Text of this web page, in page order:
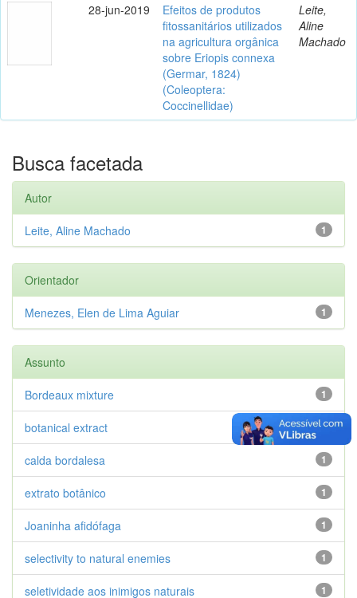
28-jun-2019
Efeitos de produtos
fitossanitários utilizados
na agricultura orgânica
sobre Eriopis connexa
(Germar, 1824)
(Coleoptera:
Coccinellidae)
Leite,
Aline
Machado
Busca facetada
Autor
1
Leite, Aline Machado
Orientador
1
Menezes, Elen de Lima Aguiar
Assunto
1
Bordeaux mixture
1
botanical extract
1
calda bordalesa
1
extrato botânico
1
Joaninha afidófaga
1
selectivity to natural enemies
1
seletividade aos inimigos naturais